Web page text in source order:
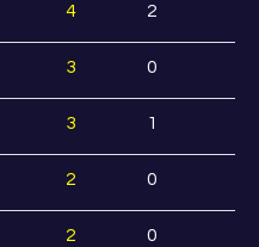
4 2
3 0
3 1
2 0
2 0